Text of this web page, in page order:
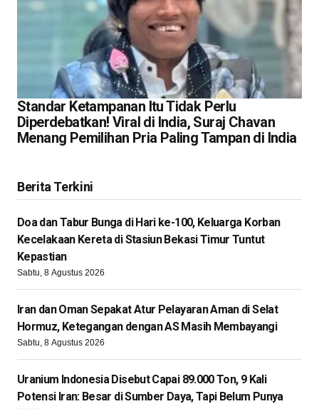
Standar Ketampanan Itu Tidak Perlu
Diperdebatkan! Viral di India, Suraj Chavan
Menang Pemilihan Pria Paling Tampan di India
Berita Terkini
Doa dan Tabur Bunga di Hari ke-100, Keluarga Korban
Kecelakaan Kereta di Stasiun Bekasi Timur Tuntut
Kepastian
Sabtu, 8 Agustus 2026
Iran dan Oman Sepakat Atur Pelayaran Aman di Selat
Hormuz, Ketegangan dengan AS Masih Membayangi
Sabtu, 8 Agustus 2026
Uranium Indonesia Disebut Capai 89.000 Ton, 9 Kali
Potensi Iran: Besar di Sumber Daya, Tapi Belum Punya